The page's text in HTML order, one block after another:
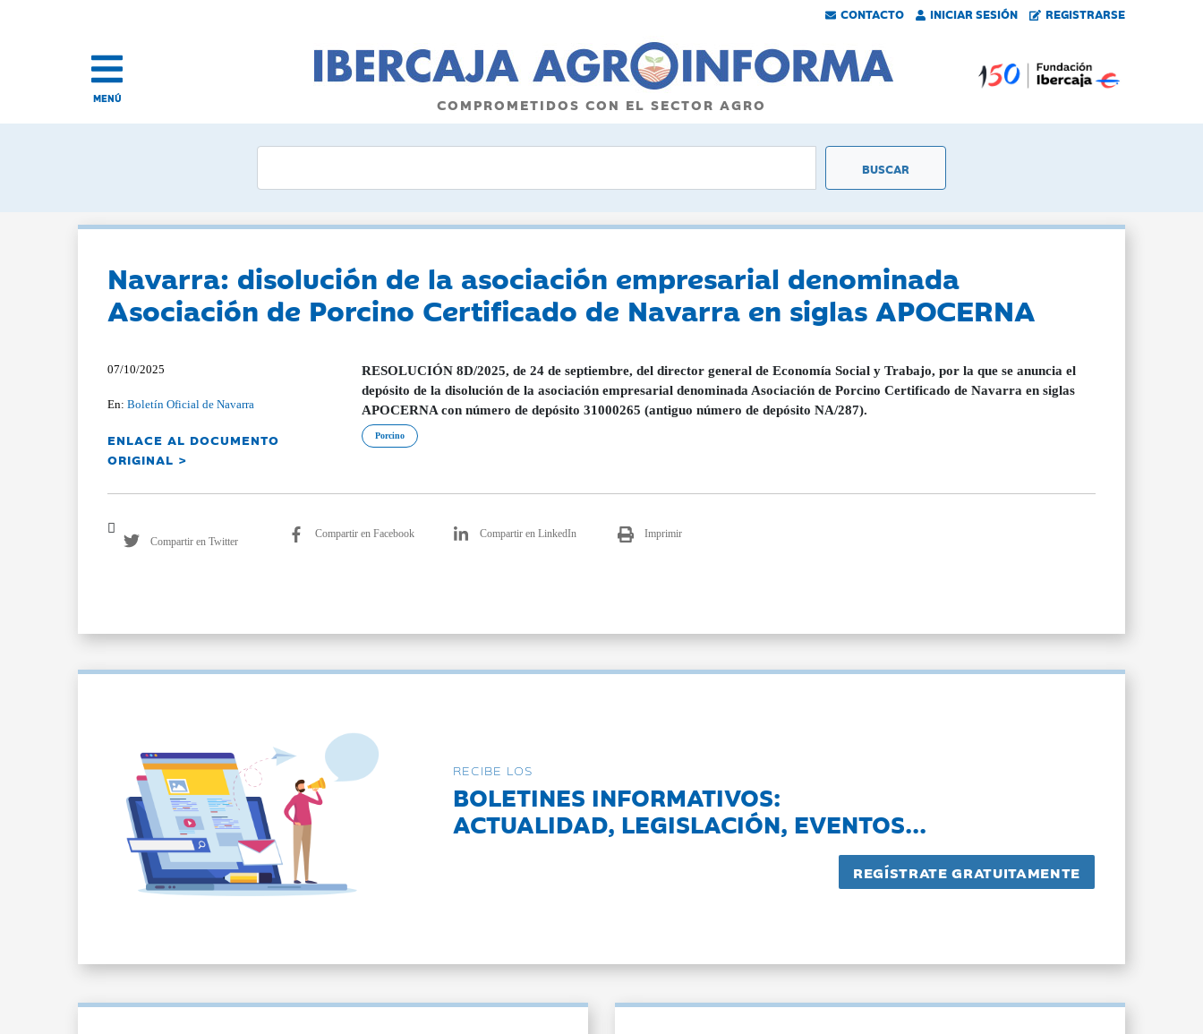
CONTACTO INICIAR SESIÓN REGISTRARSE
MENÚ COMPROMETIDOS CON EL SECTOR AGRO
Navarra: disolución de la asociación empresarial denominada
Asociación de Porcino Certificado de Navarra en siglas APOCERNA
07/10/2025
En:Boletín Oficial de Navarra
ENLACE AL DOCUMENTO
ORIGINAL >
RESOLUCIÓN 8D/2025, de 24 de septiembre, del director general de Economía Social y Trabajo, por la que se anuncia el
depósito de la disolución de la asociación empresarial denominada Asociación de Porcino Certificado de Navarra en siglas
APOCERNA con número de depósito 31000265 (antiguo número de depósito NA/287).
Porcino
Compartir en Twitter
Compartir en Facebook Compartir en LinkedIn Imprimir
RECIBE LOS
BOLETINES INFORMATIVOS:
ACTUALIDAD, LEGISLACIÓN, EVENTOS...